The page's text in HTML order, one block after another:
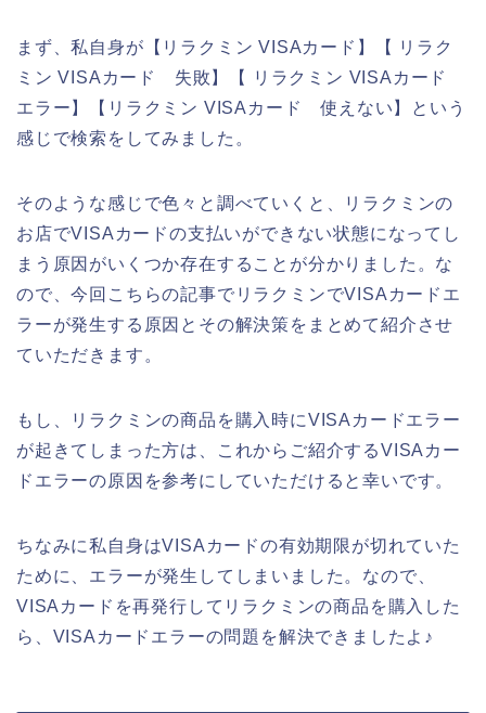
まず、私自身が【リラクミン VISAカード】【 リラク
ミン VISAカード 失敗】【 リラクミン VISAカード
エラー】【リラクミン VISAカード 使えない】という
感じで検索をしてみました。
そのような感じで色々と調べていくと、リラクミンの
お店でVISAカードの支払いができない状態になってし
まう原因がいくつか存在することが分かりました。な
ので、今回こちらの記事でリラクミンでVISAカードエ
ラーが発生する原因とその解決策をまとめて紹介させ
ていただきます。
もし、リラクミンの商品を購入時にVISAカードエラー
が起きてしまった方は、これからご紹介するVISAカー
ドエラーの原因を参考にしていただけると幸いです。
ちなみに私自身はVISAカードの有効期限が切れていた
ために、エラーが発生してしまいました。なので、
VISAカードを再発行してリラクミンの商品を購入した
ら、VISAカードエラーの問題を解決できましたよ♪